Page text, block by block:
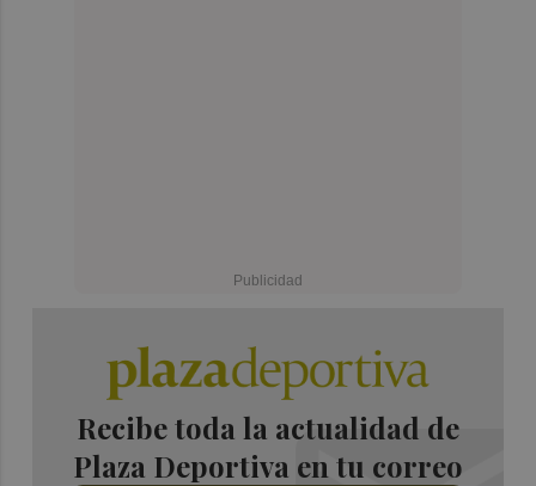
Recibe toda la actualidad de
Plaza Deportiva en tu correo